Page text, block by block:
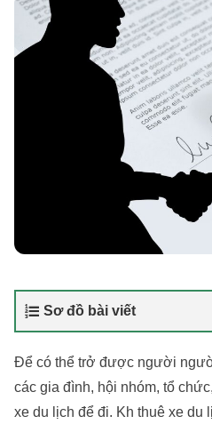
Sơ đồ bài viết
Để có thể trở được người
các gia đình, hội nhóm, tổ
xe du lịch để đi. Kh thuê xe du